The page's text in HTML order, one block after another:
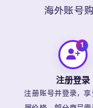
海外账号
注册登录
注册账号并登录，